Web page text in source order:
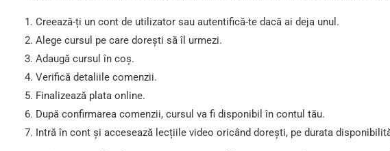
Creează-ți un cont de utilizator sau autentifică-te dacă ai deja unul.
Alege cursul pe care dorești să îl urmezi.
Adaugă cursul în coș.
Verifică detaliile comenzii.
Finalizează plata online.
După confirmarea comenzii, cursul va fi disponibil în contul tău.
Intră în cont și accesează lecțiile video oricând dorești, pe durata